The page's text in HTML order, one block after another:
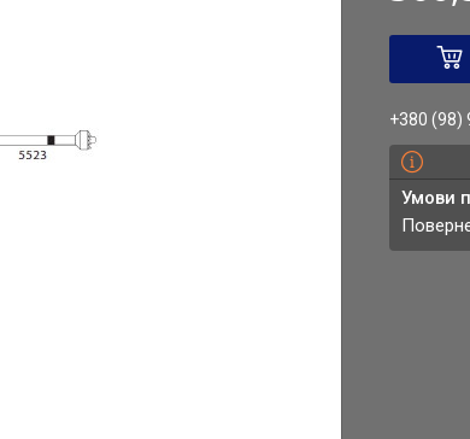
+380 (98)